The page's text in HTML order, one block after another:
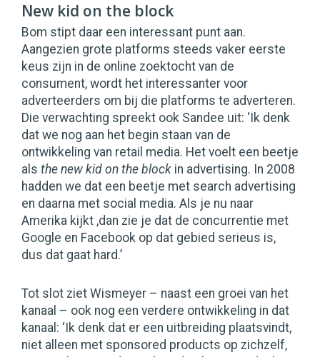
New kid on the block
Bom stipt daar een interessant punt aan.
Aangezien grote platforms steeds vaker eerste
keus zijn in de online zoektocht van de
consument, wordt het interessanter voor
adverteerders om bij die platforms te adverteren.
Die verwachting spreekt ook Sandee uit: ‘Ik denk
dat we nog aan het begin staan van de
ontwikkeling van retail media. Het voelt een beetje
als the new kid on the block in advertising. In 2008
hadden we dat een beetje met search advertising
en daarna met social media. Als je nu naar
Amerika kijkt ,dan zie je dat de concurrentie met
Google en Facebook op dat gebied serieus is,
dus dat gaat hard.’
Tot slot ziet Wismeyer – naast een groei van het
kanaal – ook nog een verdere ontwikkeling in dat
kanaal: ‘Ik denk dat er een uitbreiding plaatsvindt,
niet alleen met sponsored products op zichzelf,